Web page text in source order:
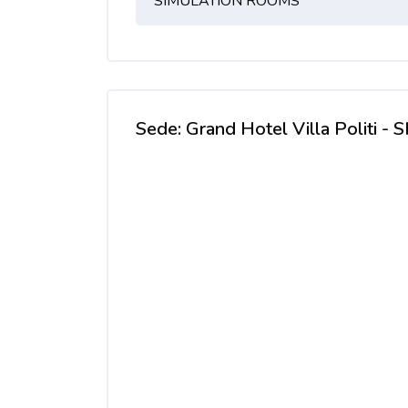
Salta Sede: Grand Hotel Villa Politi -
Sede: Grand Hotel Villa Politi -